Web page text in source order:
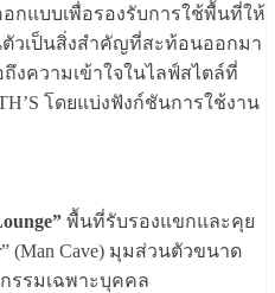
กแบบเพื่อรองรับการใช้พื้นที่ให้
วเป็นสิ่งสำคัญที่สะท้อนออกมา
งความเข้าใจในไลฟ์สไตล์ที่
โดยแบ่งฟังก์ชันการใช้งาน
พื้นที่รับรองแขกและคุย
(Man Cave) มุมส่วนตัวขนาด
รรมเฉพาะบุคคล